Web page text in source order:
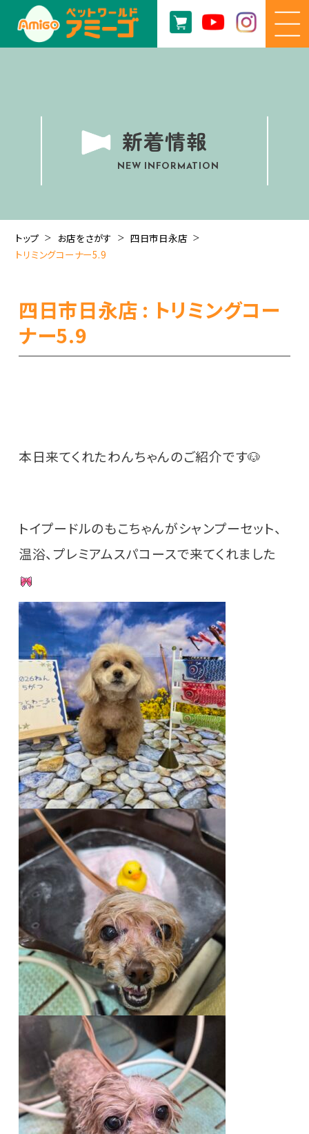
新着情報
NEW INFORMATION
トップ お店をさがす
四日市日永店
トリミングコーナー5.9
四日市日永店 : トリミングコー
ナー5.9
本日来てくれたわんちゃんのご紹介です🐶
トイプードルのもこちゃんがシャンプーセット、
温浴、プレミアムスパコースで来てくれました